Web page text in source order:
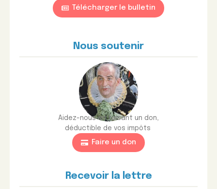
Télécharger le bulletin
Nous soutenir
Aidez-nous en faisant un don,
déductible de vos impôts
Faire un don
Recevoir la lettre